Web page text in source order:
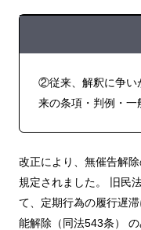
②従来、解釈に争い
来の条項・判例・
改正により、無催告解
規定されました。 旧民
て、定期行為の履行遅
能解除（同法543条）